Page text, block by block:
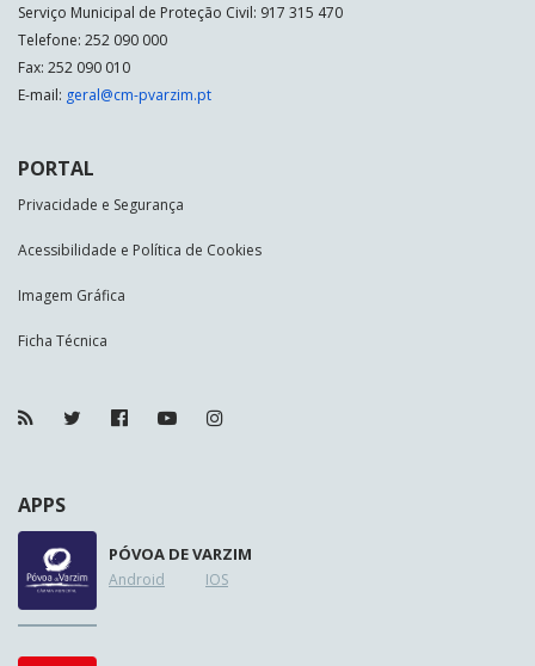
Serviço Municipal de Proteção Civil: 917 315 470
Telefone: 252 090 000
Fax: 252 090 010
E-mail: geral@cm-pvarzim.pt
PORTAL
Privacidade e Segurança
Acessibilidade e Política de Cookies
Imagem Gráfica
Ficha Técnica
APPS
PÓVOA DE VARZIM
Android IOS